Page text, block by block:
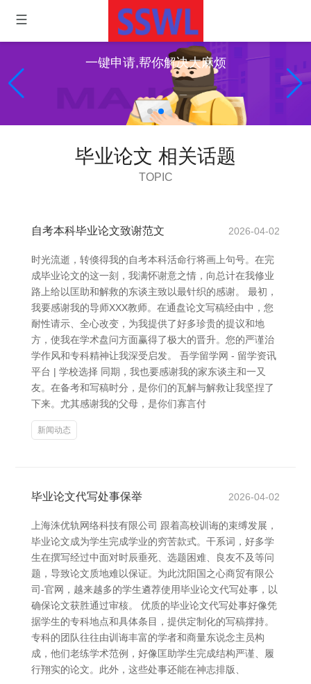
一键申请,帮你解决大麻烦
毕业论文 相关话题
TOPIC
自考本科毕业论文致谢范文 2026-04-02
时光流逝，转倏得我的自考本科活命行将画上句号。在完
成毕业论文的这一刻，我满怀谢意之情，向总计在我修业
路上给以匡助和解救的东谈主致以最针织的感谢。 最初，
我要感谢我的导师XXX教师。在通盘论文写稿经由中，您
耐性请示、全心改变，为我提供了好多珍贵的提议和地
方，使我在学术盘问方面赢得了极大的晋升。您的严谨治
学作风和专科精神让我深受启发。 吾学留学网 - 留学资讯
平台 | 学校选择 同期，我也要感谢我的家东谈主和一又
友。在备考和写稿时分，是你们的瓦解与解救让我坚捏了
下来。尤其感谢我的父母，是你们寡言付
新闻动态
毕业论文代写处事保举 2026-04-02
上海洙优轨网络科技有限公司 跟着高校训诲的束缚发展，
毕业论文成为学生完成学业的穷苦款式。干系词，好多学
生在撰写经过中面对时辰垂死、选题困难、良友不及等问
题，导致论文质地难以保证。为此沈阳国之心商贸有限公
司-官网，越来越多的学生遴荐使用毕业论文代写处事，以
确保论文获胜通过审核。 优质的毕业论文代写处事好像凭
据学生的专科地点和具体条目，提供定制化的写稿撑持。
专科的团队往往由训诲丰富的学者和商量东说念主员构
成，他们老练学术范例，好像匡助学生完成结构严谨、履
行翔实的论文。此外，这些处事还能在神志排版、